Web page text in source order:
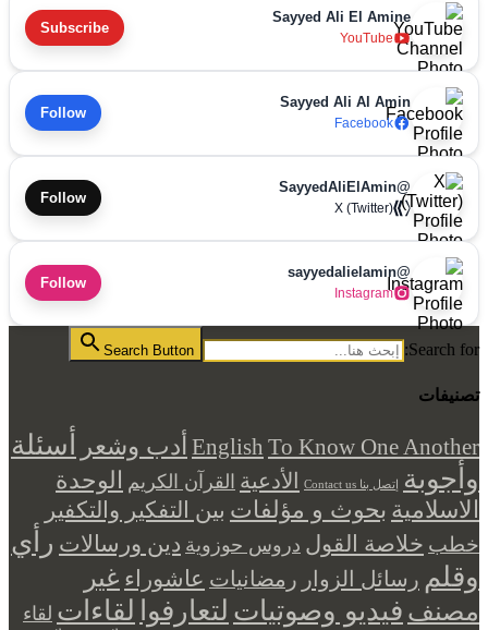
Sayyed Ali El Amine
YouTube
Subscribe
Sayyed Ali Al Amin
Facebook
Follow
@SayyedAliElAmin
X (Twitter)
Follow
@sayyedalielamin
Instagram
Follow
Search for:
Search Button
تصنيفات
English To Know One Another أدب وشعر
أسئلة
وأجوبة
إتصل بنا Contact us الأدعية القرآن الكريم
الوحدة
الاسلامية بحوث و مؤلفات بين التفكير والتكفير
خطب خلاصة القول دروس حوزوية دين ورسالات رأي
وقلم رسائل الزوار رمضانيات عاشوراء غير
مصنف فيديو وصوتيات لتعارفوا لقاءات لقاء